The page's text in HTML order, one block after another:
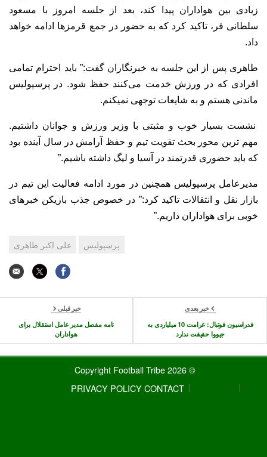
زیادی بین هواداران پیدا کند، بعد از جلسه امروز با مسعود
سلطانی فر، تاکید کرد که به حضور در جمع قرمزها ادامه خواهد
داد.
طاهری پس از این جلسه به خبرنگاران گفت:” باید احترام تمامی
افرادی که در ورزش خدمت می‌کنند حفظ شود. در پرسپولیس
ماندنی هستم و به شایعات توجهی نمیکنم.
نشست بسیار خوب و مثبتی با وزیر ورزش و جوانان داشتیم.
مهم ترین محور بحث تقویت تیم و حفظ آرامش در سال آینده بود
که باید حضوری قدرتمند در آسیا و لیگ داشته باشیم.”
مدیرعامل پرسپولیس همچنین در مورد ادامه فعالیت این تیم در
بازار نقل و انتقالات تاکید کرد:” در خصوص جذب بازیکن خبرهای
خوبی برای هواداران داریم.”
پرسپولیس علی اکبر طاهری
خبر بعدی
فدراسیون فوتبال: غرامت 10 میلیاردی به
جیووا حقیقت ندارد
خبر قبلی
نامه مفصل مدیر عامل استقلال برای
هواداران
© 2026 Copyright Football Tribe
CONTACT
PRIVACY POLICY